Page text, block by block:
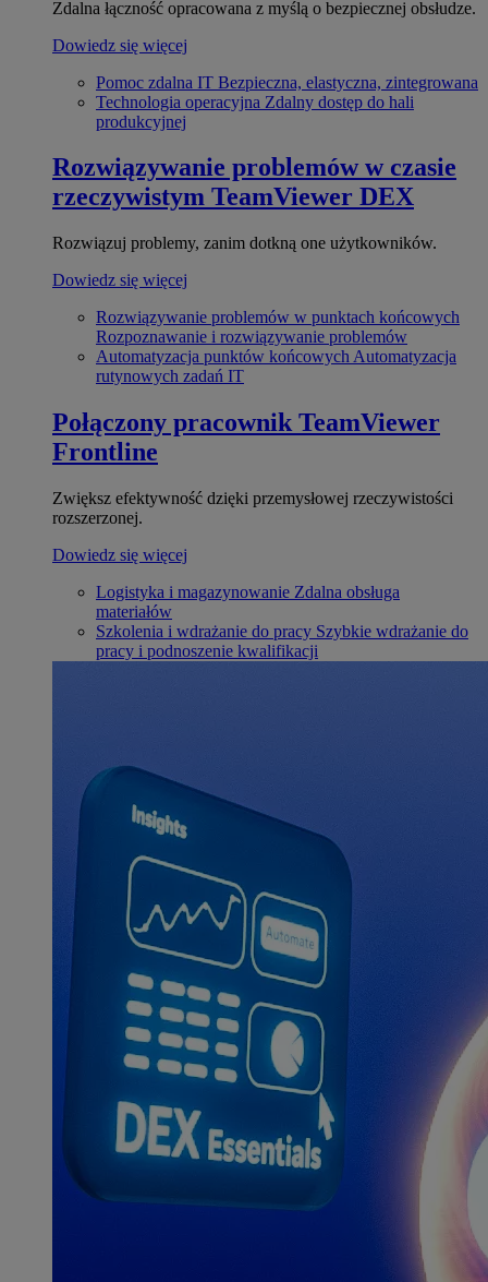
Zdalna łączność opracowana z myślą o bezpiecznej obsłudze.
Dowiedz się więcej
Pomoc zdalna IT Bezpieczna, elastyczna, zintegrowana
Technologia operacyjna Zdalny dostęp do hali
produkcyjnej
Rozwiązywanie problemów w czasie
rzeczywistym TeamViewer DEX
Rozwiązuj problemy, zanim dotkną one użytkowników.
Dowiedz się więcej
Rozwiązywanie problemów w punktach końcowych
Rozpoznawanie i rozwiązywanie problemów
Automatyzacja punktów końcowych Automatyzacja
rutynowych zadań IT
Połączony pracownik TeamViewer
Frontline
Zwiększ efektywność dzięki przemysłowej rzeczywistości
rozszerzonej.
Dowiedz się więcej
Logistyka i magazynowanie Zdalna obsługa
materiałów
Szkolenia i wdrażanie do pracy Szybkie wdrażanie do
pracy i podnoszenie kwalifikacji